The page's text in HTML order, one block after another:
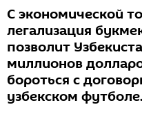
С экономической
легализация
позволит
миллионов
бороться с
узбекском футболе.